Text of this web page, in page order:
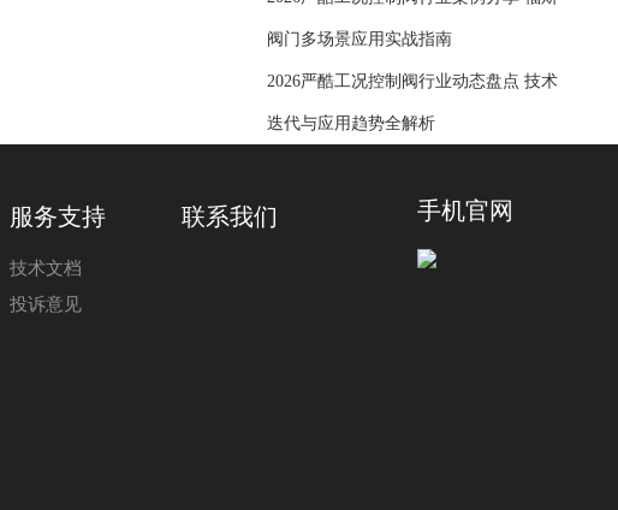
阀门多场景应用实战指南
2026严酷工况控制阀行业动态盘点 技术
迭代与应用趋势全解析
服务支持
技术文档
投诉意见
联系我们 手机官网